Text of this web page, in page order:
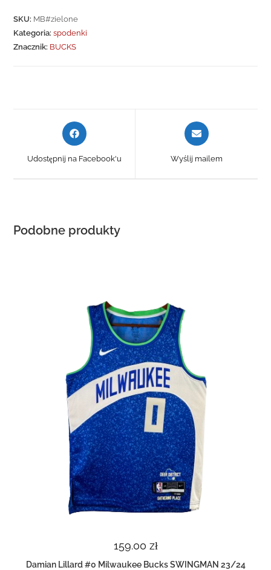
SKU: MB#zielone
Kategoria:spodenki
Znacznik: BUCKS
Opens
in
new
Udostępnij na Facebook'u
Opens
in
new
Wyślij mailem
Podobne produkty
159.00 zł
Damian Lillard #0 Milwaukee Bucks SWINGMAN 23/24